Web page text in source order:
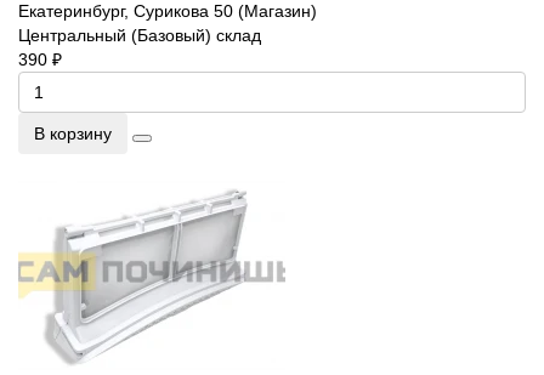
Екатеринбург, Сурикова 50 (Магазин)
Центральный (Базовый) склад
390 ₽
В корзину